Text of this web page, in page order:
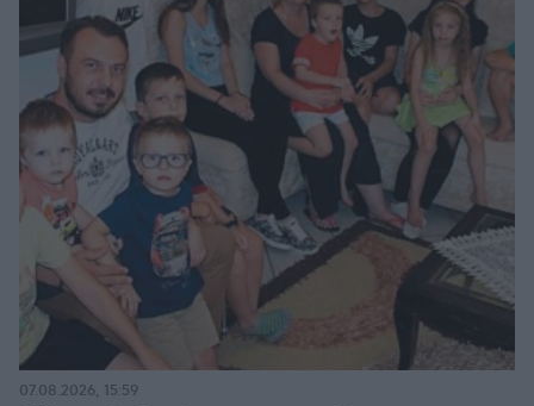
07.08.2026, 15:59